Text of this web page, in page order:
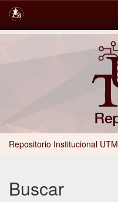
Repositorio Institucional UTM
Buscar